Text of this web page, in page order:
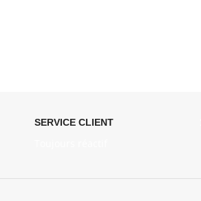
SERVICE CLIENT